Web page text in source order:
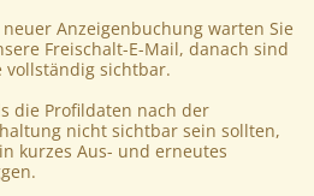
neuer Anzeigenbuchung warten Sie
Freischalt-E-Mail, danach sind
vollständig sichtbar.
die Profildaten nach der
nicht sichtbar sein sollten,
kurzes Aus- und erneutes